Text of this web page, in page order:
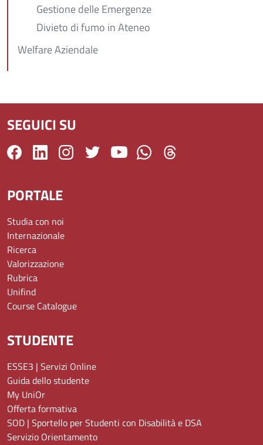
Gestione delle Emergenze
Divieto di fumo in Ateneo
Welfare Aziendale
SEGUICI SU
PORTALE
Studia con noi
Internazionale
Ricerca
Valorizzazione
Rubrica
Unifind
Course Catalogue
STUDENTE
ESSE3 | Servizi Online
Guida dello studente
My UniOr
Offerta formativa
SOD | Sportello per Studenti con Disabilità e DSA
Servizio Orientamento